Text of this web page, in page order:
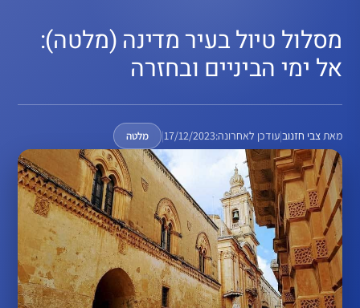
מסלול טיול בעיר מדינה (מלטה):
אל ימי הביניים ובחזרה
מאתצבי חזנוב|עודכן לאחרונה:17/12/2023
| מלטה